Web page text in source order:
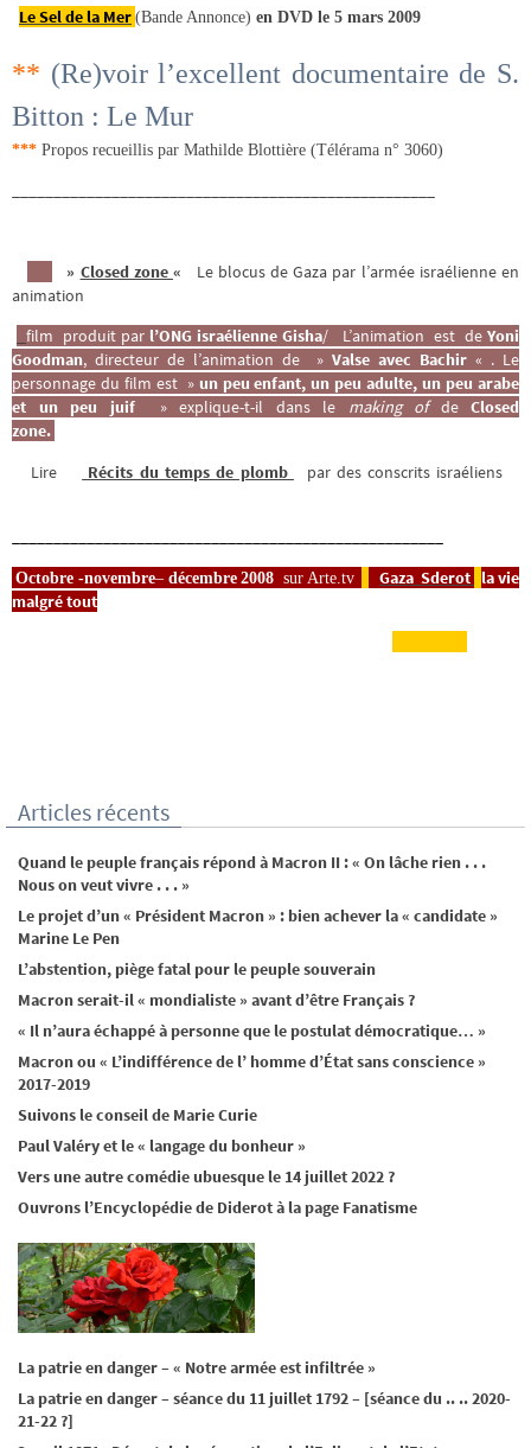
Le Sel de la Mer(Bande Annonce) en DVD le 5 mars 2009
** (Re)voir l’excellent documentaire de S.
Bitton : Le Mur
*** Propos recueillis par Mathilde Blottière (Télérama n° 3060)
» Closed zone «
Le blocus de Gaza par l’armée israélienne en
animation
film produit par l’ONG israélienne Gisha/ L’animation est de Yoni
Goodman, directeur de l’animation de » Valse avec Bachir « . Le
personnage du film est » un peu enfant, un peu adulte, un peu arabe
et un peu juif» explique-t-il dans le making ofde Closed
zone.
Lire
Récits du temps de plomb par des conscrits israéliens
Octobre -novembre– décembre2008 sur Arte. tv Gaza Sderot la vie
malgré tout
Articles récents
Quand le peuple français répond à Macron II : « On lâche rien . . .
Nous on veut vivre . . . »
Le projet d’un « Président Macron » : bien achever la « candidate »
Marine Le Pen
L’abstention, piège fatal pour le peuple souverain
Macron serait-il « mondialiste » avant d’être Français ?
« Il n’aura échappé à personne que le postulat démocratique… »
Macron ou « L’indifférence de l’ homme d’État sans conscience »
2017-2019
Suivons le conseil de Marie Curie
Paul Valéry et le « langage du bonheur »
Vers une autre comédie ubuesque le 14 juillet 2022 ?
Ouvrons l’Encyclopédie de Diderot à la page Fanatisme
La patrie en danger – « Notre armée est infiltrée »
La patrie en danger – séance du 11 juillet 1792 – [séance du .. .. 2020-
21-22 ?]